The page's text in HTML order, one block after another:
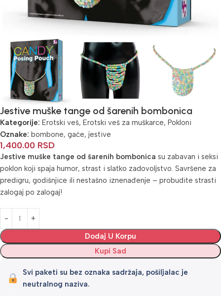
Jestive muške tange od šarenih bombonica
Kategorije: Erotski veš, Erotski veš za muškarce, Pokloni
Oznake: bombone, gaće, jestive
1,400.00 RSD
Jestive muške tange od šarenih bombonica su zabavan i seksi
poklon koji spaja humor, strast i slatko zadovoljstvo. Savršene za
predigru, godišnjice ili nestašno iznenađenje – probudite strasti
zalogaj po zalogaj!
Dodaj U Korpu
Kupi Sad
Alternative:
Svi paketi su bez oznaka sadržaja, pošiljalac je
neutralnog naziva.